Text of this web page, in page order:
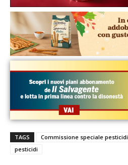
TAGS Commissione speciale pesticidi
pesticidi